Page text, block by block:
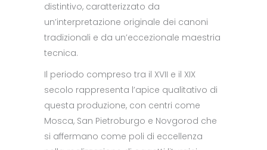
distintivo, caratterizzato da
un’interpretazione originale dei canoni
tradizionali e da un’eccezionale maestria
tecnica.
Il periodo compreso tra il XVII e il XIX
secolo rappresenta l’apice qualitativo di
questa produzione, con centri come
Mosca, San Pietroburgo e Novgorod che
si affermano come poli di eccellenza